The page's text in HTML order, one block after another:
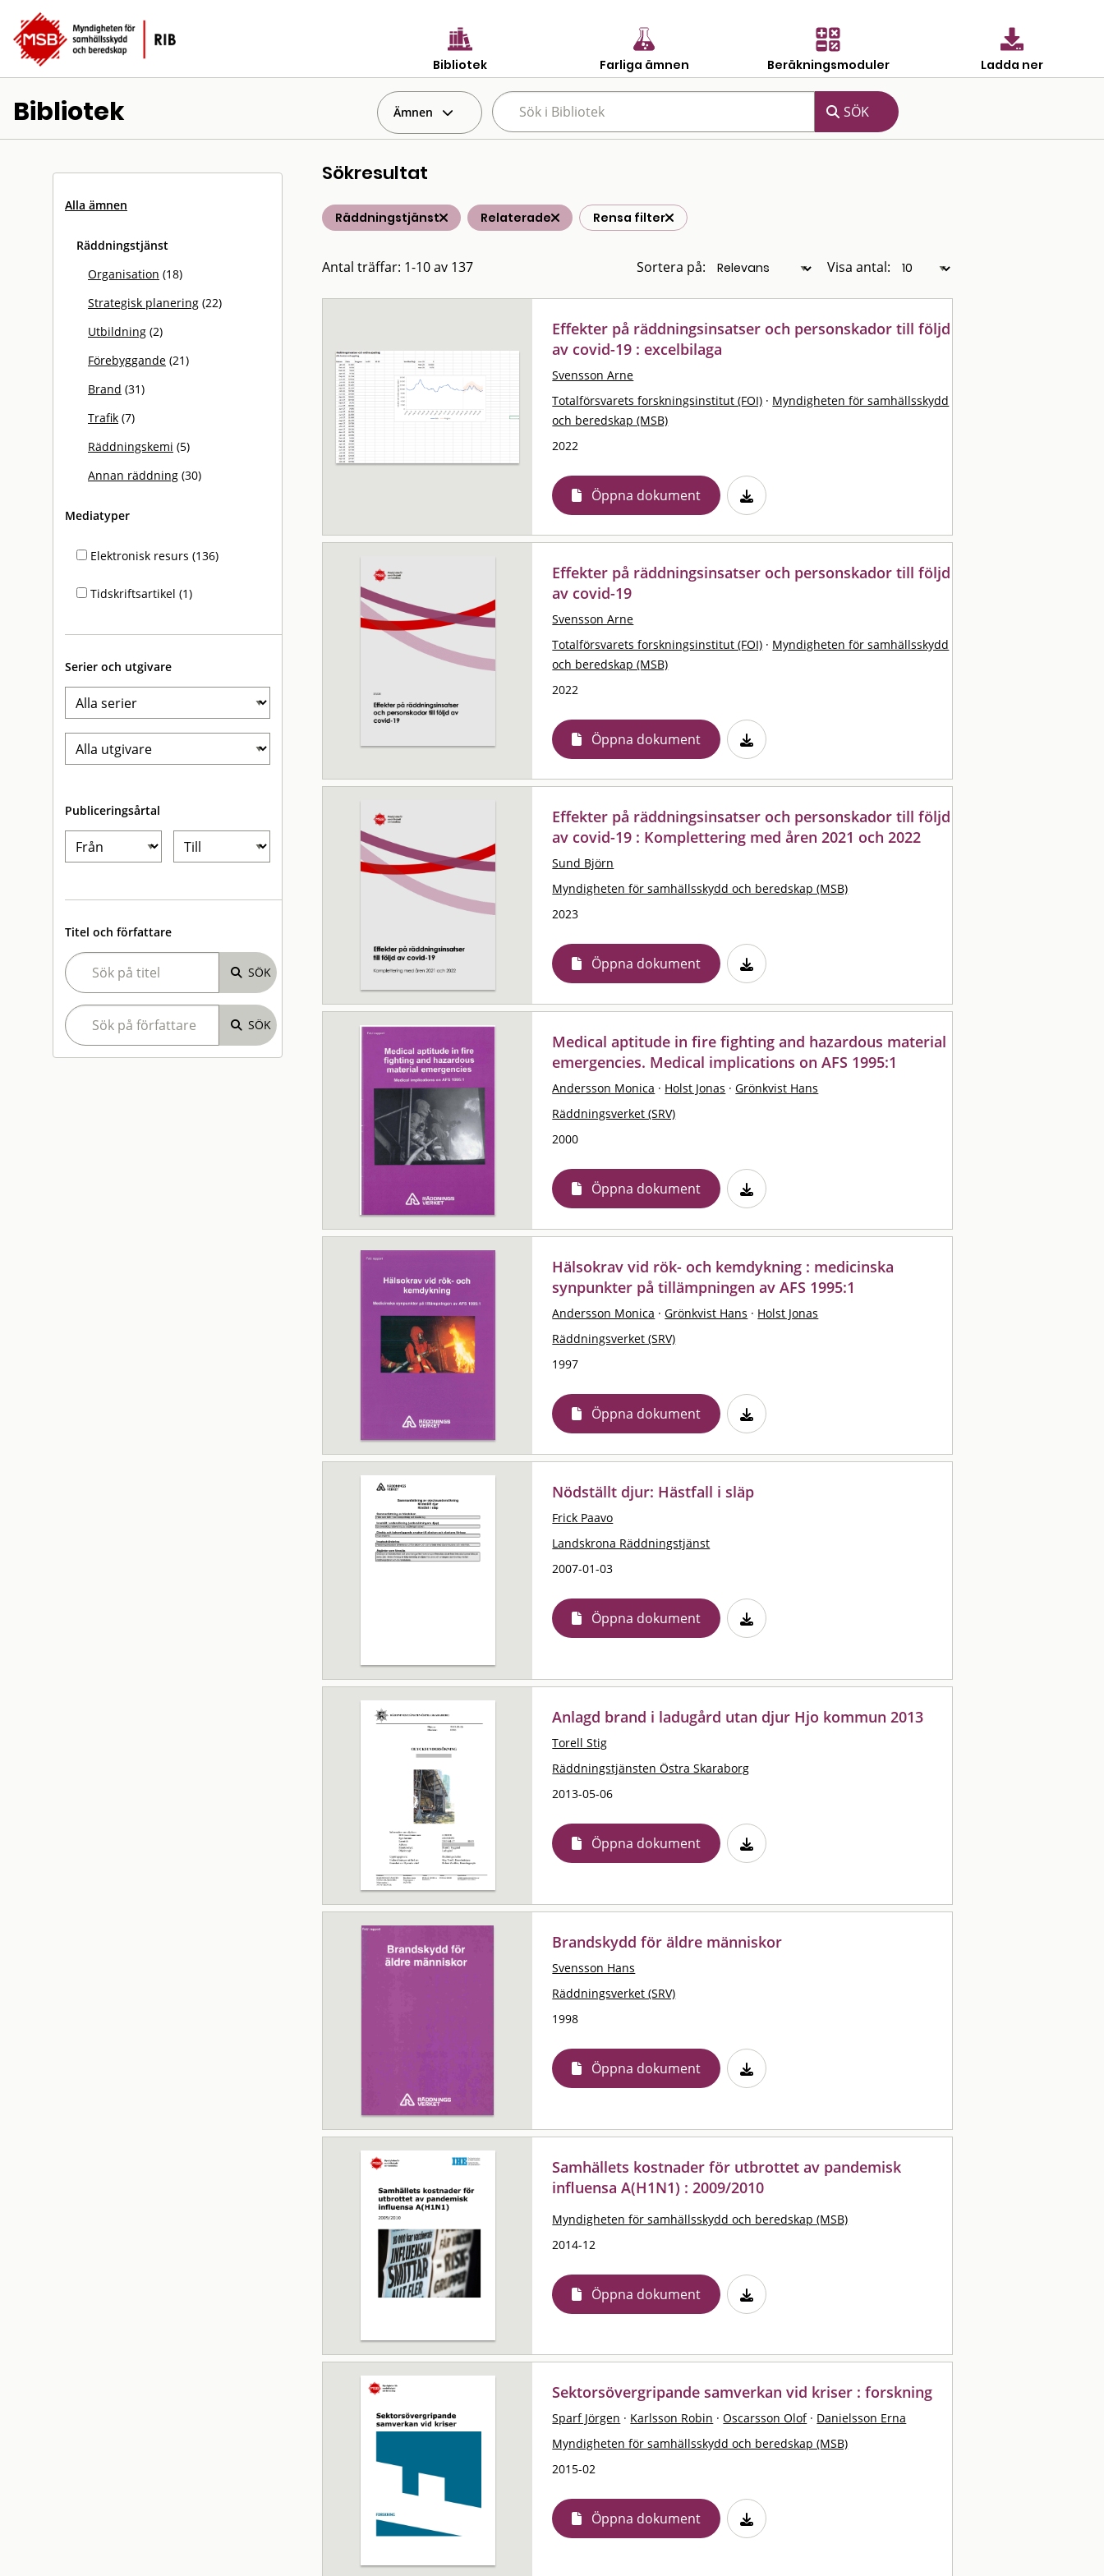
Bibliotek Farliga ämnen Beräkningsmoduler Ladda ner
Bibliotek Ämnen
Alla ämnen
Räddningstjänst
Organisation (18)
Strategisk planering (22)
Utbildning (2)
Förebyggande (21)
Brand (31)
Trafik (7)
Räddningskemi (5)
Annan räddning (30)
Mediatyper
Elektronisk resurs (136)
Tidskriftsartikel (1)
Serier och utgivare
Publiceringsårtal
Titel och författare
Sökresultat
Räddningstjänst Relaterade Rensa filter
Antal träffar: 1-10 av 137 Sortera på: Visa antal:
Effekter på räddningsinsatser och personskador till följd
av covid-19 : excelbilaga
Svensson Arne
Totalförsvarets forskningsinstitut (FOI) · Myndigheten för samhällsskydd
och beredskap (MSB)
2022
Öppna dokument
Effekter på räddningsinsatser och personskador till följd
av covid-19
Svensson Arne
Totalförsvarets forskningsinstitut (FOI) · Myndigheten för samhällsskydd
och beredskap (MSB)
2022
Öppna dokument
Effekter på räddningsinsatser och personskador till följd
av covid-19 : Komplettering med åren 2021 och 2022
Sund Björn
Myndigheten för samhällsskydd och beredskap (MSB)
2023
Öppna dokument
Medical aptitude in fire fighting and hazardous material
emergencies. Medical implications on AFS 1995:1
Andersson Monica · Holst Jonas · Grönkvist Hans
Räddningsverket (SRV)
2000
Öppna dokument
Hälsokrav vid rök- och kemdykning : medicinska
synpunkter på tillämpningen av AFS 1995:1
Andersson Monica · Grönkvist Hans · Holst Jonas
Räddningsverket (SRV)
1997
Öppna dokument
Nödställt djur: Hästfall i släp
Frick Paavo
Landskrona Räddningstjänst
2007-01-03
Öppna dokument
Anlagd brand i ladugård utan djur Hjo kommun 2013
Torell Stig
Räddningstjänsten Östra Skaraborg
2013-05-06
Öppna dokument
Brandskydd för äldre människor
Svensson Hans
Räddningsverket (SRV)
1998
Öppna dokument
Samhällets kostnader för utbrottet av pandemisk
influensa A(H1N1) : 2009/2010
Myndigheten för samhällsskydd och beredskap (MSB)
2014-12
Öppna dokument
Sektorsövergripande samverkan vid kriser : forskning
Sparf Jörgen · Karlsson Robin · Oscarsson Olof · Danielsson Erna
Myndigheten för samhällsskydd och beredskap (MSB)
2015-02
Öppna dokument